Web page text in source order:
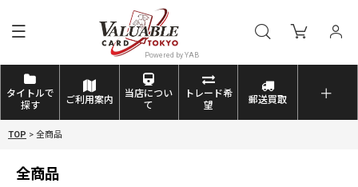
タイトルで
探す
ご利用案内
当店につい
て
トレード希
望
郵送買取
TOP > 全商品
全商品